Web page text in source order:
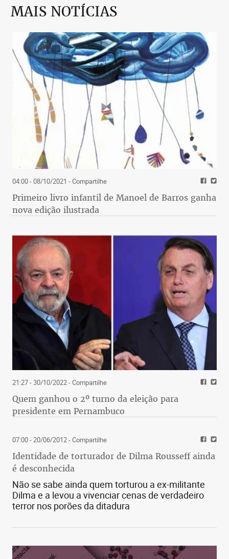
MAIS NOTÍCIAS
04:00 - 08/10/2021 - Compartilhe
Primeiro livro infantil de Manoel de Barros ganha
nova edição ilustrada
21:27 - 30/10/2022- Compartilhe
Quem ganhou o 2º turno da eleição para
presidente em Pernambuco
07:00 - 20/06/2012- Compartilhe
Identidade de torturador de Dilma Rousseff ainda
é desconhecida
Não se sabe ainda quem torturou a ex-militante
Dilma e a levou a vivenciar cenas de verdadeiro
terror nos porões da ditadura